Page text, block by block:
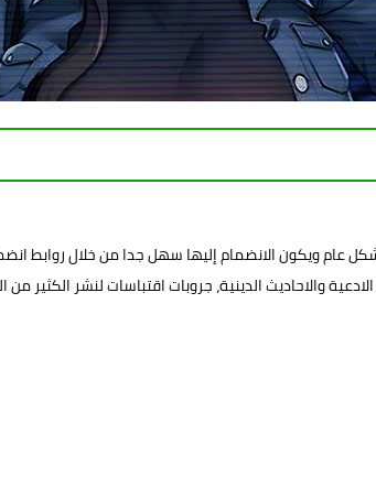
عام ويكون الانضمام إليها سهل جدا من خلال روابط
والاحاديث الدينية، جروبات اقتباسات لنشر الكثير من